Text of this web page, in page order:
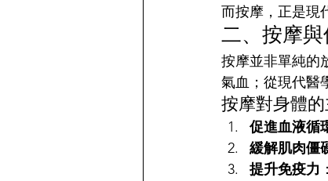
而按摩，正是現
二、按摩
按摩並非單純的
氣血；從現代醫
按摩對身體的
促進血液循
緩解肌肉僵
提升免疫力